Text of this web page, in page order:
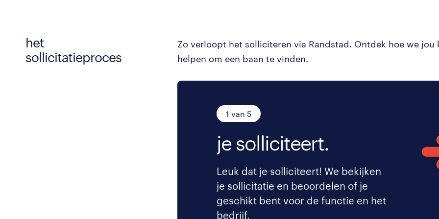
het
sollicitatieproces
Zo verloopt het solliciteren via Randstad. Ontdek hoe we jou
helpen om een baan te vinden.
1 van 5
je solliciteert.
Leuk dat je solliciteert! We bekijken
je sollicitatie en beoordelen of je
geschikt bent voor de functie en het
bedrijf.